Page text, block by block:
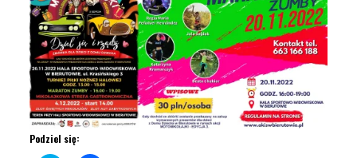
Podziel się: